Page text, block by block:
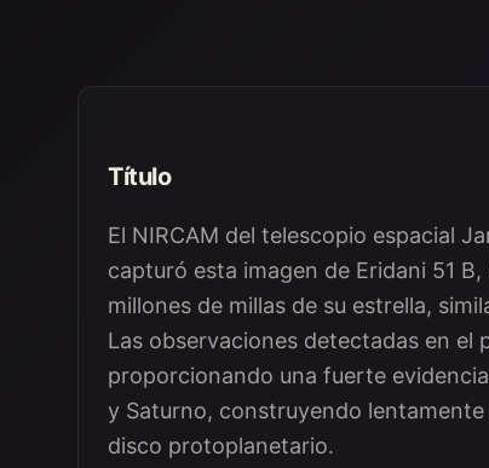
Título
El NIRCAM del telescopio espacial
capturó esta imagen de Eridani 51
millones de millas de su estrella,
Las observaciones detectadas en
proporcionando una fuerte
y Saturno, construyendo
disco protoplanetario.